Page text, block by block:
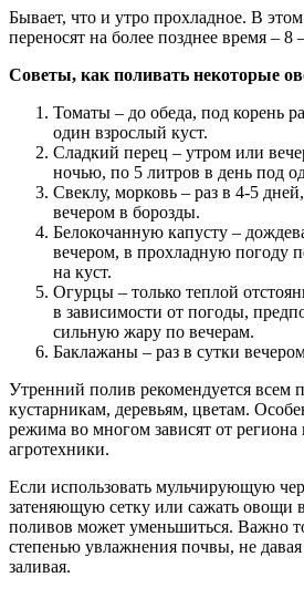
Бывает, что и утро прохладное. В
переносят на более позднее время – 8
Советы, как поливать некоторые
Томаты – до обеда, под корень
один взрослый куст.
Сладкий перец – утром или
ночью, по 5 литров в день под
Свеклу, морковь – раз в 4-5
вечером в борозды.
Белокочанную капусту –
вечером, в прохладную погоду
на куст.
Огурцы – только теплой
в зависимости от погоды,
сильную жару по вечерам.
Баклажаны – раз в сутки
Утренний полив рекомендуется всем
кустарникам, деревьям, цветам.
режима во многом зависят от
агротехники.
Если использовать мульчирующую
затеняющую сетку или сажать овощи
поливов может уменьшиться. Важно
степенью увлажнения почвы, не
заливая.